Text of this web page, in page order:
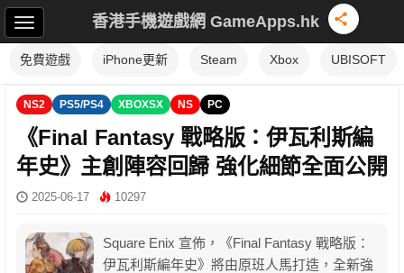
香港手機遊戲網 GameApps.hk
免費遊戲 iPhone更新 Steam Xbox UBISOFT
NS2 PS5/PS4 XBOXSX NS PC
《Final Fantasy 戰略版：伊瓦利斯編
年史》主創陣容回歸 強化細節全面公開
2025-06-17 10297
Square Enix 宣佈，《Final Fantasy 戰略版：
伊瓦利斯編年史》將由原班人馬打造，全新強